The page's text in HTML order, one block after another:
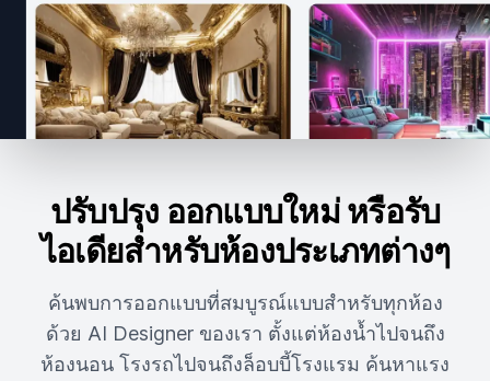
ปรับปรุง ออกแบบใหม่ หรือรับ
ไอเดียสำหรับห้องประเภทต่างๆ
ค้นพบการออกแบบที่สมบูรณ์แบบสำหรับทุกห้อง
ด้วย AI Designer ของเรา ตั้งแต่ห้องน้ำไปจนถึง
ห้องนอน โรงรถไปจนถึงล็อบบี้โรงแรม ค้นหาแรง